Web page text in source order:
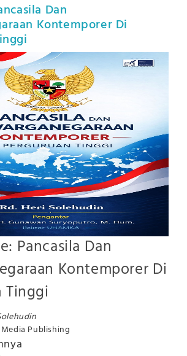
Dan
Kontemporer Di
Pancasila Dan
Kontemporer Di
Tinggi
Publishing